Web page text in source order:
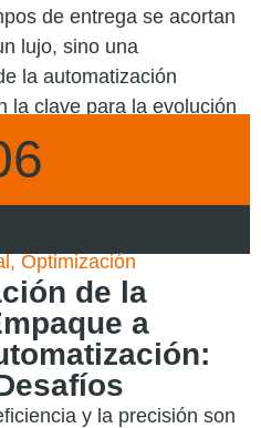
de entrega se acortan
lujo, sino una
la automatización
la clave para la evolución
,Optimización
de la
a
y la precisión son